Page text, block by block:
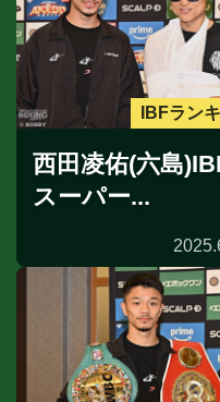
IBFラン
西田凌佑(六島
スーパー...